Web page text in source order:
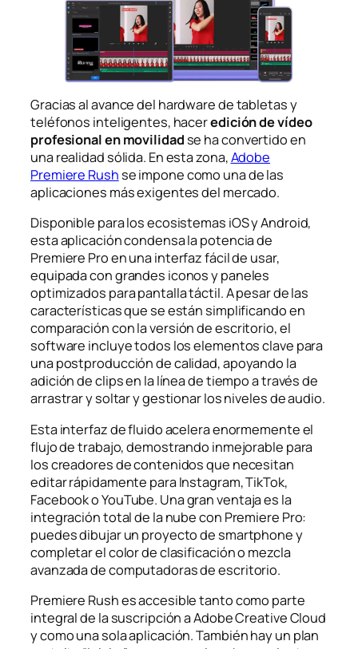
Gracias al avance del hardware de tabletas y
teléfonos inteligentes, haceredición de vídeo
profesional en movilidadse ha convertido en
una realidad sólida. En esta zona,Adobe
Premiere Rushse impone como una de las
aplicaciones más exigentes del mercado.
Disponible para los ecosistemas iOS y Android,
esta aplicación condensa la potencia de
Premiere Pro en una interfaz fácil de usar,
equipada con grandes iconos y paneles
optimizados para pantalla táctil. A pesar de las
características que se están simplificando en
comparación con la versión de escritorio, el
software incluye todos los elementos clave para
una postproducción de calidad, apoyando la
adición de clips en la línea de tiempo a través de
arrastrar y soltar y gestionar los niveles de audio.
Esta interfaz de fluido acelera enormemente el
flujo de trabajo, demostrando inmejorable para
los creadores de contenidos que necesitan
editar rápidamente para Instagram, TikTok,
Facebook o YouTube. Una gran ventaja es la
integración total de la nube con Premiere Pro:
puedes dibujar un proyecto de smartphone y
completar el color de clasificación o mezcla
avanzada de computadoras de escritorio.
Premiere Rush es accesible tanto como parte
integral de la suscripción a Adobe Creative Cloud
y como una sola aplicación. También hay un plan